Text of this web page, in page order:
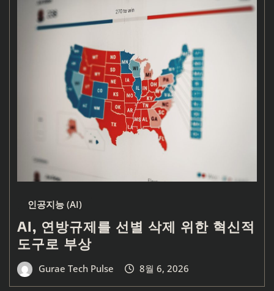
인공지능 (AI)
AI, 연방규제를 선별 삭제 위한 혁신적
도구로 부상
Gurae Tech Pulse 8월 6, 2026